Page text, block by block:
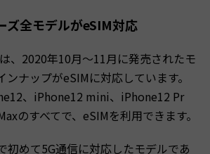
全モデルがeSIM対応
、2020年10月〜11月に発売されたモ
ナップがeSIMに対応しています。
、iPhone12 mini、iPhone12 Pr
のすべてで、eSIMを利用できます。
初めて5G通信に対応したモデルであ